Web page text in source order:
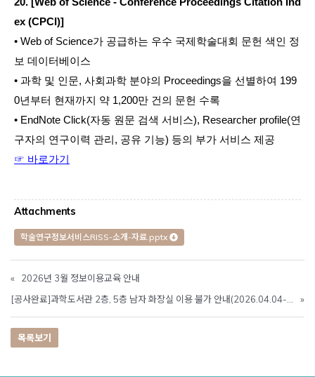
ex (CPCI)]
• Web of Science가 공급하는 우수 국제학술대회 문헌 색인 정
보 데이터베이스
• 과학 및 인문, 사회과학 분야의 Proceedings을 선별하여 199
0년부터 현재까지 약 1,200만 건의 문헌 수록
• EndNote Click(자동 원문 검색 서비스), Researcher profile(연
구자의 연구이력 관리, 공유 기능) 등의 부가 서비스 제공
☞ 바로가기
Attachments
학술연구정보서비스RISS-소개-자료.pptx
«
2026년 3월 정보이용교육 안내
»
목록보기